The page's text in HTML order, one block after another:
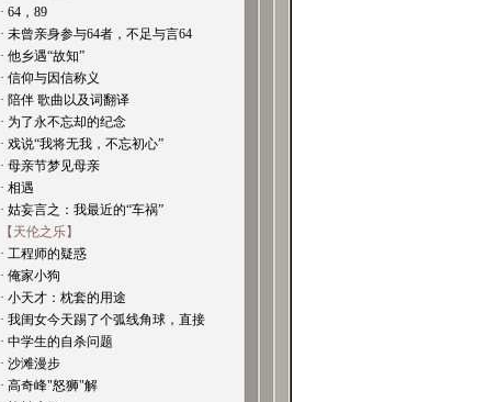
· 64，89
· 未曾亲身参与64者，不足与言64
· 他乡遇“故知”
· 信仰与因信称义
· 陪伴 歌曲以及词翻译
· 为了永不忘却的纪念
· 戏说“我将无我，不忘初心”
· 母亲节梦见母亲
· 相遇
· 姑妄言之：我最近的“车祸”
【天伦之乐】
· 工程师的疑惑
· 俺家小狗
· 小天才：枕套的用途
· 我闺女今天踢了个弧线角球，直接
· 中学生的自杀问题
· 沙滩漫步
· 高奇峰"怒狮"解